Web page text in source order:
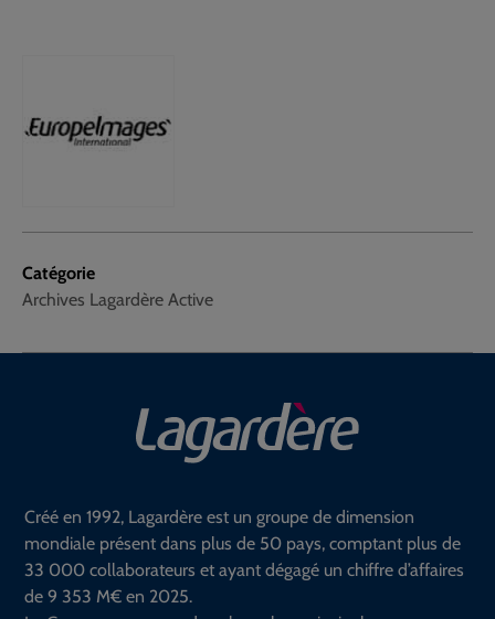
Catégorie
Archives Lagardère Active
Créé en 1992, Lagardère est un groupe de dimension
mondiale présent dans plus de 50 pays, comptant plus de
33 000 collaborateurs et ayant dégagé un chiffre d’affaires
de 9 353 M€ en 2025.